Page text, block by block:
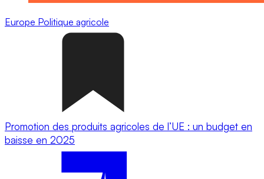
Europe Politique agricole
Promotion des produits agricoles de l’UE : un budget en
baisse en 2025